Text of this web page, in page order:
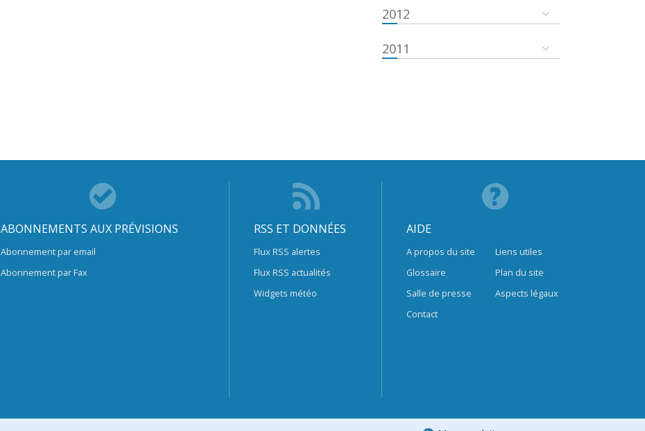
2012
2011
ABONNEMENTS AUX PRÉVISIONS
Abonnement par email
Abonnement par Fax
RSS ET DONNÉES
Flux RSS alertes
Flux RSS actualités
Widgets météo
AIDE
A propos du site
Glossaire
Salle de presse
Contact
Liens utiles
Plan du site
Aspects légaux